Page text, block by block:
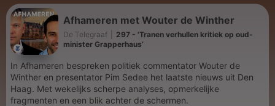
Afhameren met Wouter de Winther
De Telegraaf
297 - 'Tranen verhullen kritiek op oud-
minister Grapperhaus’
In Afhameren bespreken politiek commentator Wouter de
Winther en presentator Pim Sedee het laatste nieuws uit Den
Haag. Met wekelijks scherpe analyses, opmerkelijke
fragmenten en een blik achter de schermen.